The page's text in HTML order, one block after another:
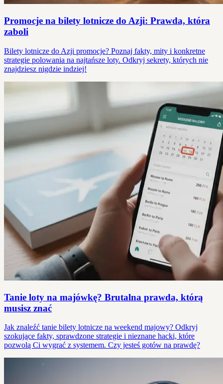
Promocje na bilety lotnicze do Azji: Prawda, która
zaboli
Bilety lotnicze do Azji promocje? Poznaj fakty, mity i konkretne
strategie polowania na najtańsze loty. Odkryj sekrety, których nie
znajdziesz nigdzie indziej!
Tanie loty na majówkę? Brutalna prawda, którą
musisz znać
Jak znaleźć tanie bilety lotnicze na weekend majowy? Odkryj
szokujące fakty, sprawdzone strategie i nieznane hacki, które
pozwolą Ci wygrać z systemem. Czy jesteś gotów na prawdę?